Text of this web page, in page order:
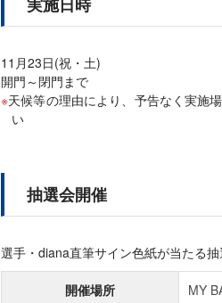
11月23日(祝・土)
開門～閉門まで
天候等の理由により、予告なく実施
い
抽選会開催
選手・diana直筆サイン色紙が当たる抽
開催場所 MY